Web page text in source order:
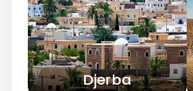
Djerba